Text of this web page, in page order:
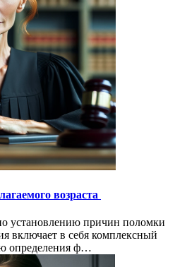
возраста
установлению причин поломки
включает в себя комплексный
определения ф…